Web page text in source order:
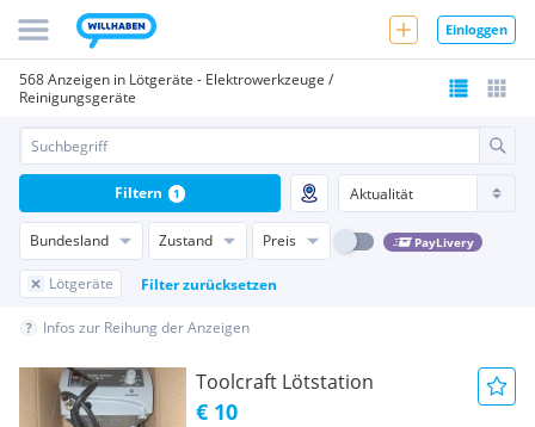
Einloggen
568 Anzeigen in Lötgeräte - Elektrowerkzeuge /
Reinigungsgeräte
Bundesland Zustand Preis PayLivery
Lötgeräte Filter zurücksetzen
Filtern 1
Infos zur Reihung der Anzeigen
Toolcraft Lötstation
€ 10